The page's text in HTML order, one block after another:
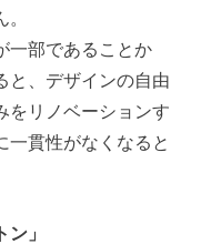
一部であることか
と、デザインの自由
をリノベーションす
一貫性がなくなると
」